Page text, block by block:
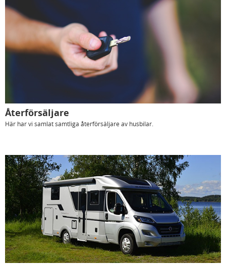
Återförsäljare
Här har vi samlat samtliga återförsäljare av husbilar.